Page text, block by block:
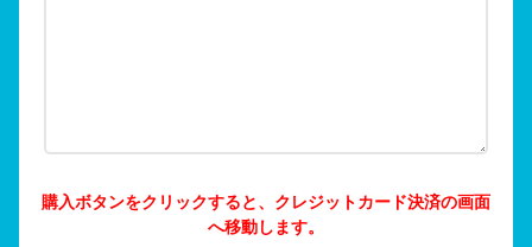
購入ボタンをクリックすると、クレジットカード決済の画面
へ移動します。